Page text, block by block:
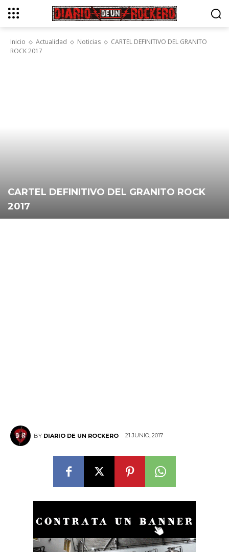
Inicio Actualidad Noticias
CARTEL DEFINITIVO DEL GRANITO
ROCK 2017
CARTEL DEFINITIVO DEL GRANITO ROCK
2017
BY DIARIO DE UN ROCKERO 21 JUNIO, 2017